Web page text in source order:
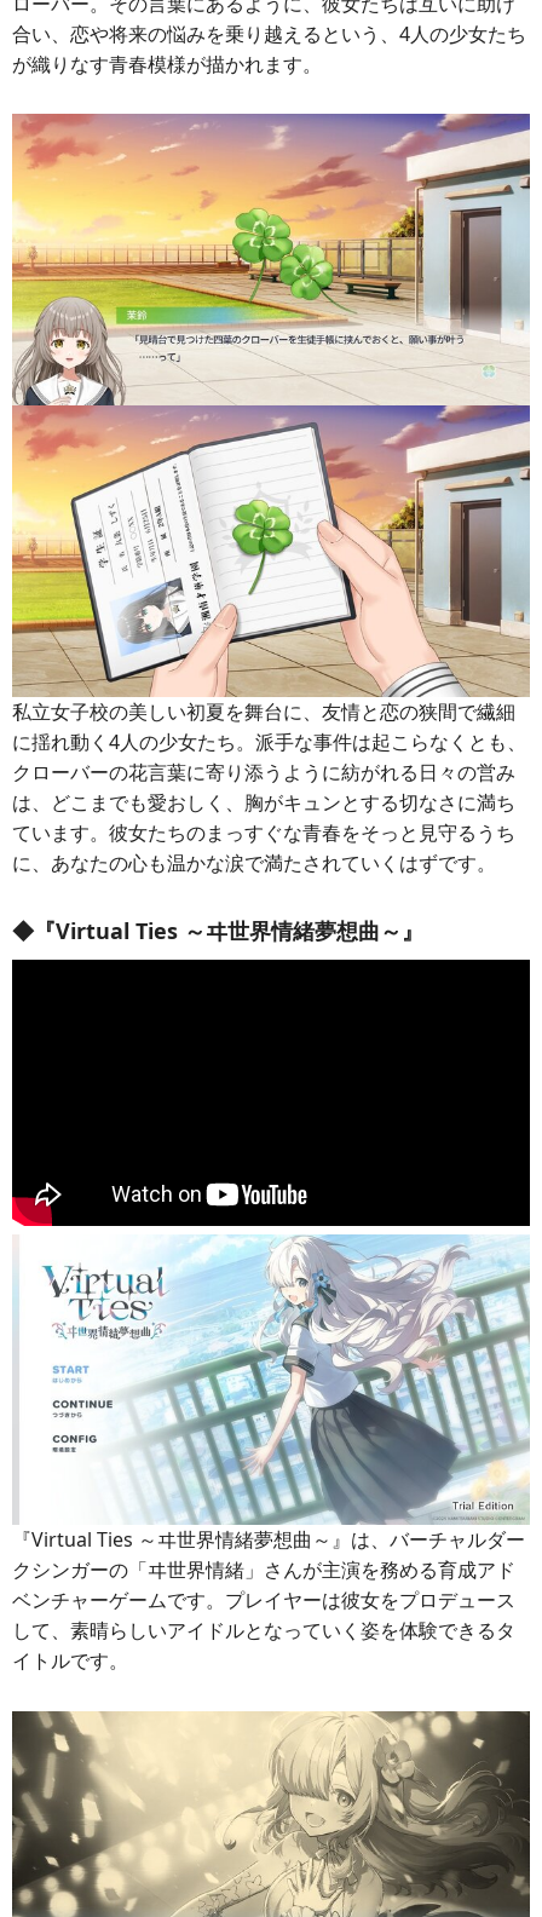
合い、恋や将来の悩みを乗り越えるという、4人の少女たち
が織りなす青春模様が描かれます。
私立女子校の美しい初夏を舞台に、友情と恋の狭間で繊細
に揺れ動く4人の少女たち。派手な事件は起こらなくとも、
クローバーの花言葉に寄り添うように紡がれる日々の営み
は、どこまでも愛おしく、胸がキュンとする切なさに満ち
ています。彼女たちのまっすぐな青春をそっと見守るうち
に、あなたの心も温かな涙で満たされていくはずです。
◆『Virtual Ties ～ヰ世界情緒夢想曲～』
『Virtual Ties ～ヰ世界情緒夢想曲～』は、バーチャルダー
クシンガーの「ヰ世界情緒」さんが主演を務める育成アド
ベンチャーゲームです。プレイヤーは彼女をプロデュース
して、素晴らしいアイドルとなっていく姿を体験できるタ
イトルです。